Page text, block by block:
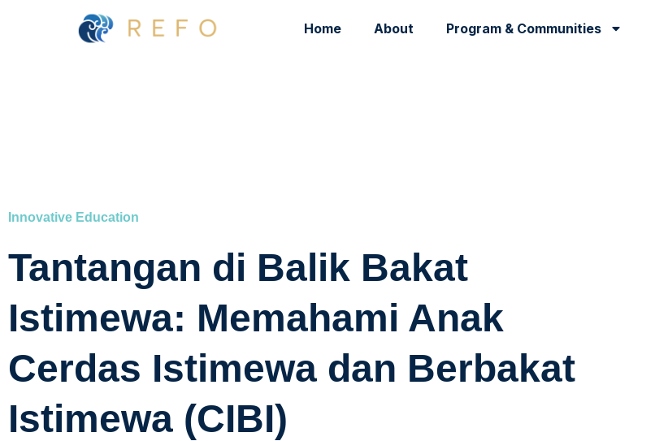
Home About Program & Communities
Innovative Education
Tantangan di Balik Bakat
Istimewa: Memahami Anak
Cerdas Istimewa dan Berbakat
Istimewa (CIBI)